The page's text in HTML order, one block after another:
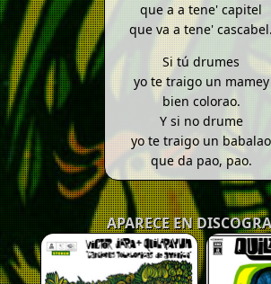
que a a tene' capitel
que va a tene' cascabel.
Si tú drumes
yo te traigo un mamey
bien colorao.
Y si no drume
yo te traigo un babalao
que da pao, pao.
APARECE EN